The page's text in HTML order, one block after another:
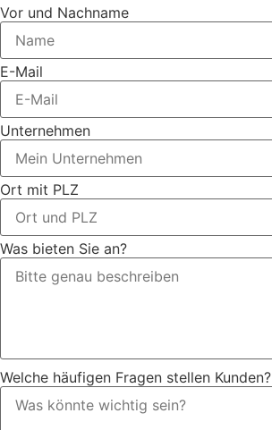
Vor und Nachname
E-Mail
Unternehmen
Ort mit PLZ
Was bieten Sie an?
Welche häufigen Fragen stellen Kunden?